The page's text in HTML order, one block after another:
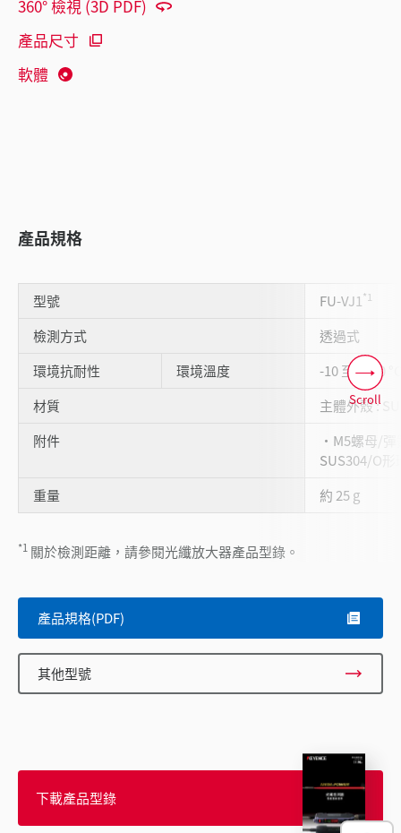
360° 檢視 (3D PDF)
產品尺寸
軟體
產品規格
型號 FU-VJ1 *1
檢測方式
透過式
環境抗耐性
環境溫度
-10 至 +200
材質
主體外殼 :
附件
・M5螺母/
SUS304/O形
重量
約 25 g
*1 關於檢測距離，請參閱光纖放大器產品型錄。
Scroll
產品規格(PDF)
其他型號
下載產品型錄